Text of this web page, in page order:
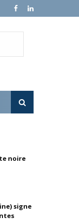
noire
signe